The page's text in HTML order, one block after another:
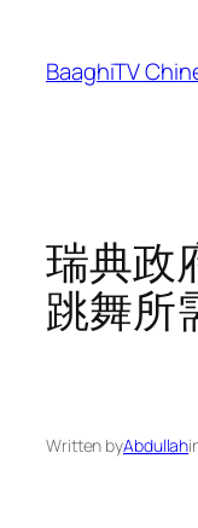
content
BaaghiTV
瑞典政
跳舞所
Written byAbdullah